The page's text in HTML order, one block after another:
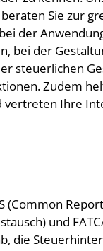
Sie zur
der
bei der
steuerlichen
Zudem
Ihre
(Common
und
die